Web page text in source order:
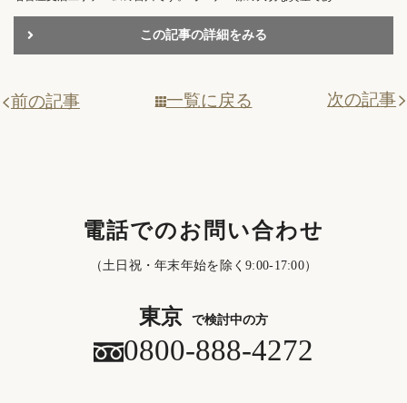
この記事の詳細をみる
前の記事 一覧に戻る 次の記事
電話でのお問い合わせ
（土日祝・年末年始を除く9:00-17:00）
東京 で検討中の方
0800-888-4272